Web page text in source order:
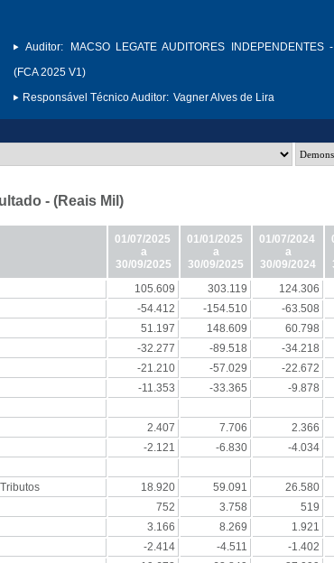
Auditor:
MACSO LEGATE AUDITORES INDEPENDENTES -
(FCA 2025 V1)
Responsável Técnico Auditor: Vagner Alves de Lira